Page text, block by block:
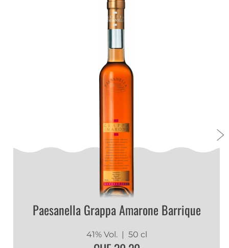
Paesanella Grappa Amarone Barrique
41% Vol. | 50 cl